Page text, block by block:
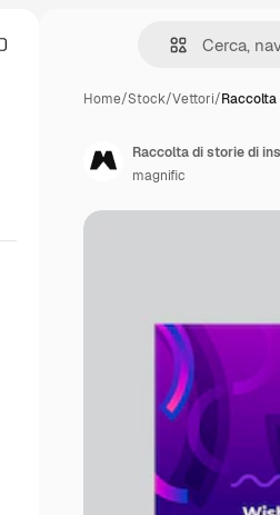
Home/Stock/Vettori/
Raccolta di storie di
magnific